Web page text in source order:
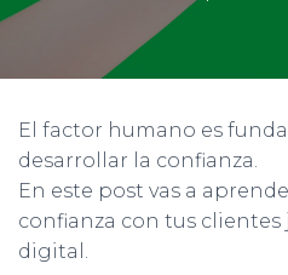
El factor humano es
desarrollar la confianza.
En este post vas a
confianza con tus clientes
digital.